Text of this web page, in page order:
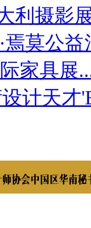
利摄影
焉莫公益
家具展
计天才